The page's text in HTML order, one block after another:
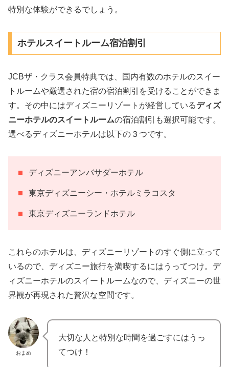
特別な体験ができるでしょう。
ホテルスイートルーム宿泊割引
JCBザ・クラス会員特典では、国内有数のホテルのスイー
トルームや厳選された宿の宿泊割引を受けることができま
す。その中にはディズニーリゾートが経営しているディズ
ニーホテルのスイートルームの宿泊割引も選択可能です。
選べるディズニーホテルは以下の３つです。
ディズニーアンバサダーホテル
東京ディズニーシー・ホテルミラコスタ
東京ディズニーランドホテル
これらのホテルは、ディズニーリゾートのすぐ側に立って
いるので、ディズニー旅行を満喫するにはうってつけ。デ
ィズニーホテルのスイートルームなので、ディズニーの世
界観が再現された贅沢な空間です。
おまめ
大切な人と特別な時間を過ごすにはうっ
てつけ！